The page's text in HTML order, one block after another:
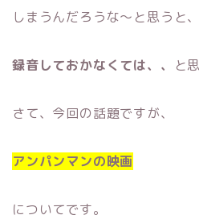
しまうんだろうな〜と思うと、
録音しておかなくては、、 と
さて、今回の話題ですが、
アンパンマンの映画
についてです。